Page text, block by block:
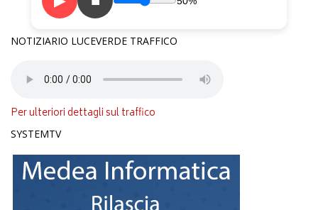
NOTIZIARIO LUCEVERDE TRAFFICO
Per ulteriori dettagli sul traffico
SYSTEMTV